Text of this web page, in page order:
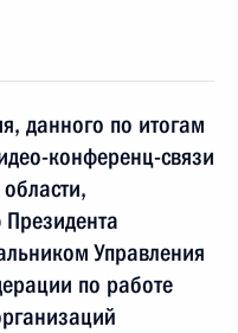
данного по итогам
конференц-связи
Управления
по работе